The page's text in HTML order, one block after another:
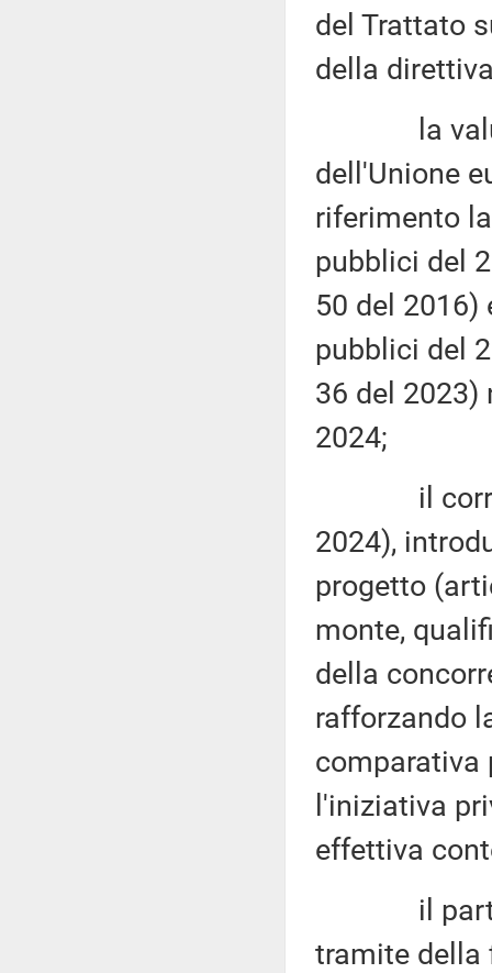
del Trattato
della
la
dell'Unione
riferimento
pubblici del
50 del
pubblici del
36 del
2024;
il
2024),
progetto
monte,
della
rafforzando
comparativa
l'iniziativa
effettiva
il
tramite della